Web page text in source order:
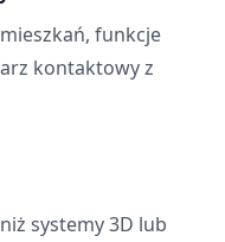
funkcje
kontaktowy z
systemy 3D lub